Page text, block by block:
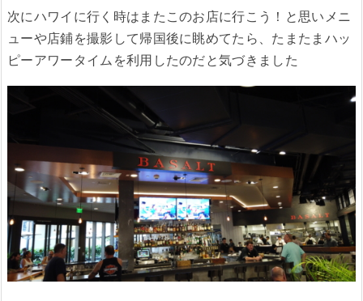
次にハワイに行く時はまたこのお店に行こう！と思いメニ
ューや店鋪を撮影して帰国後に眺めてたら、たまたまハッ
ピーアワータイムを利用したのだと気づきました